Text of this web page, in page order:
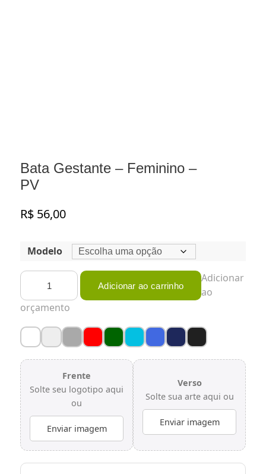
Bata Gestante – Feminino –
PV
R$ 56,00
Modelo
Bata
Gestante
-
-
PV
quantidade
Adicionar ao carrinho
Adicionar
ao
orçamento
Frente
Solte seu logotipo aqui
ou
Enviar imagem
Verso
Solte sua arte aqui ou
Enviar imagem